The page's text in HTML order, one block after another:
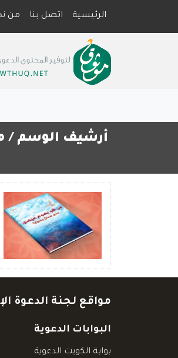
الرئيسية اتصل بنا من
أرشيف الوسم /
مواقع لجنة الدعوة
البوابات الدعوية
بوابة الكويت الدعوية